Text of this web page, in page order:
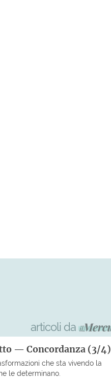
articoli da
— Concordanza (3/4)
che sta vivendo la
le determinano.